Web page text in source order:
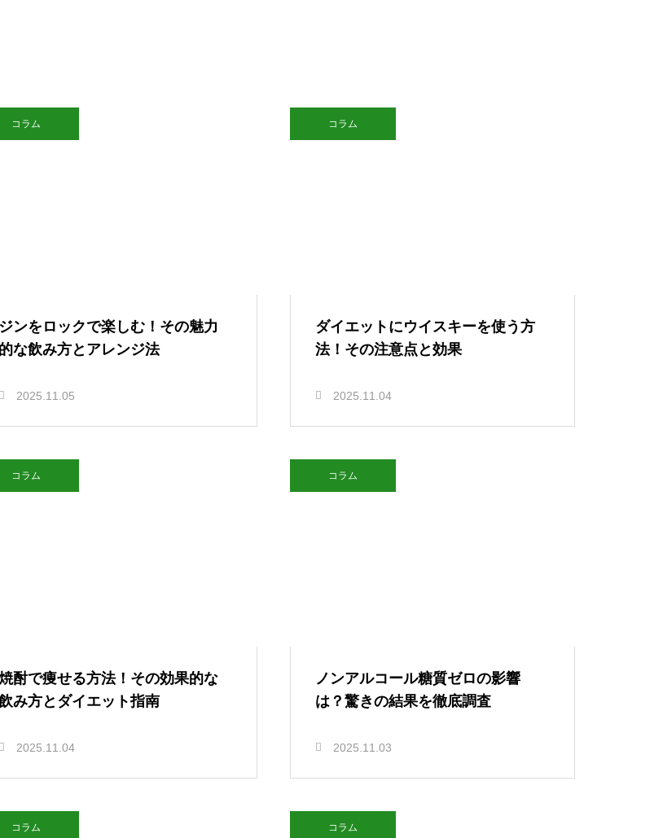
コラム
ジンをロックで楽しむ！その魅力
的な飲み方とアレンジ法
2025.11.05
コラム
ダイエットにウイスキーを使う方
法！その注意点と効果
2025.11.04
コラム
酎で痩せる方法！その効果的な
み方とダイエット指南
2025.11.04
コラム
ノンアルコール糖質ゼロの影響
は？驚きの結果を徹底調査
2025.11.03
コラム コラム